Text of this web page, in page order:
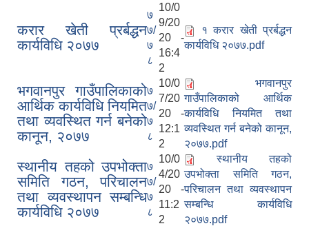
करार खेती प्रर्बद्धन
कार्यविधि २०७७
७
७/
७
८
10/0
9/20
20 -
16:4
2
१ करार खेती प्रर्बद्धन
कार्यविधि २०७७.pdf
भगवानपुर गाउँपालिकाको
आर्थिक कार्यविधि नियमित
तथा व्यवस्थित गर्न बनेको
कानून, २०७७
७
७/
७
८
10/0
7/20
20 -
12:1
2
भगवानपुर
गाउँपालिकाको आर्थिक
कार्यविधि नियमित तथा
व्यवस्थित गर्न बनेको कानून,
२०७७.pdf
स्थानीय तहको उपभोक्ता
समिति गठन, परिचालन
तथा व्यवस्थापन सम्बन्धि
कार्यविधि २०७७
७
७/
७
८
10/0
4/20
20 -
11:2
2
स्थानीय तहको
उपभोक्ता समिति गठन,
परिचालन तथा व्यवस्थापन
सम्बन्धि कार्यविधि
२०७७.pdf